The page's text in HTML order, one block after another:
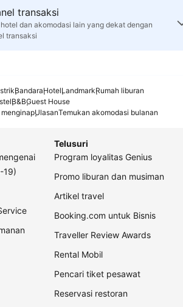
transaksi
dan akomodasi lain yang dekat dengan
transaksi
BandaraHotelLandmarkRumah liburan
B&BGuest House
UlasanTemukan akomodasi bulanan
19)
Telusuri
Program loyalitas Genius
Promo liburan dan musiman
Artikel travel
Booking.com untuk Bisnis
Traveller Review Awards
Rental Mobil
Pencari tiket pesawat
Reservasi restoran